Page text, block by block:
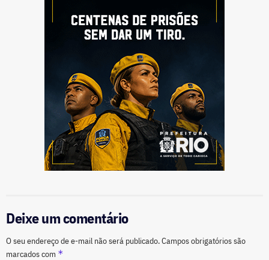
Deixe um comentário
O seu endereço de e-mail não será publicado.Campos obrigatórios são
marcados com *